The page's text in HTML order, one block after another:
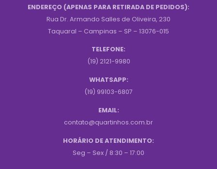
ENDEREÇO (APENAS PARA RETIRADA DE PEDIDOS):
Rua Dr. Armando Salles de Oliveira, 230
Taquaral – Campinas – SP – 13076-015
TELEFONE:
(19) 2121-9980
WHATSAPP:
(19) 99103-6807
EMAIL:
contato@quartinhos.com.br
HORÁRIO DE ATENDIMENTO:
Seg – Sex / 8:30 – 17:00